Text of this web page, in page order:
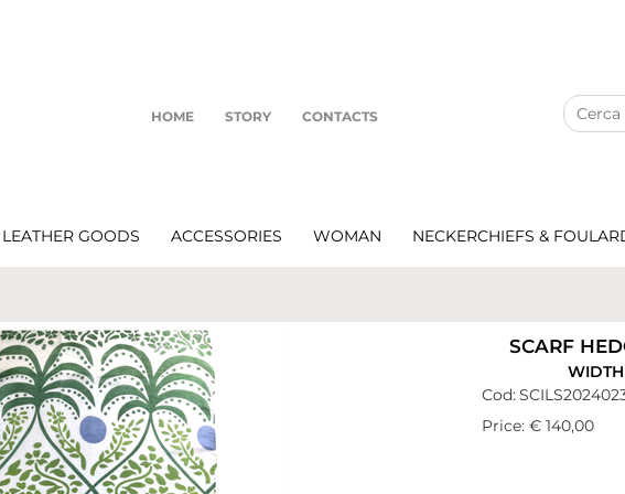
HOME STORY CONTACTS
LEATHER GOODS ACCESSORIES WOMAN NECKERCHIEFS &
SCARF
WIDTH
Cod:
Price: € 140,00